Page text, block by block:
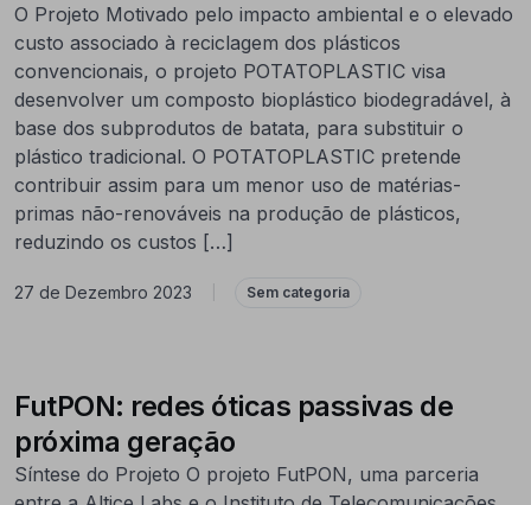
O Projeto Motivado pelo impacto ambiental e o elevado
custo associado à reciclagem dos plásticos
convencionais, o projeto POTATOPLASTIC visa
desenvolver um composto bioplástico biodegradável, à
base dos subprodutos de batata, para substituir o
plástico tradicional. O POTATOPLASTIC pretende
contribuir assim para um menor uso de matérias-
primas não-renováveis na produção de plásticos,
reduzindo os custos […]
27 de Dezembro 2023 Sem categoria
FutPON: redes óticas passivas de
próxima geração
Síntese do Projeto O projeto FutPON, uma parceria